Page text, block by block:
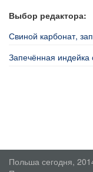
Выбор редактора:
Свиной карбонат,
Запечённая
Польша сегодня,